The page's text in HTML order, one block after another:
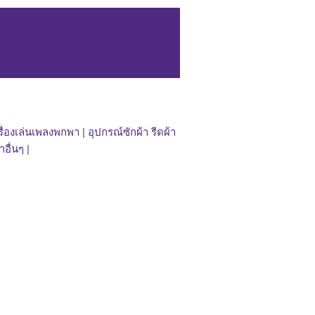
องเล่นเพลงพกพา | อุปกรณ์ซักผ้า รีดผ้า
อื่นๆ |